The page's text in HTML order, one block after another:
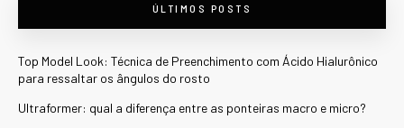
ÚLTIMOS POSTS
Top Model Look: Técnica de Preenchimento com Ácido Hialurônico
para ressaltar os ângulos do rosto
Ultraformer: qual a diferença entre as ponteiras macro e micro?